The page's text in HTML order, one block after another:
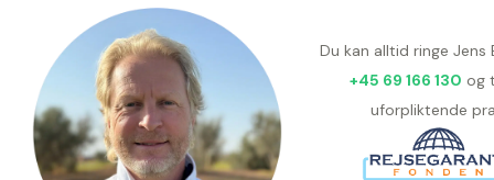
Du kan alltid ringe Jens
+45 69 166 130 og
uforpliktende